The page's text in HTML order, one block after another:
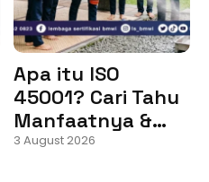
Apa itu ISO
45001? Cari Tahu
Manfaatnya &…
3 August 2026